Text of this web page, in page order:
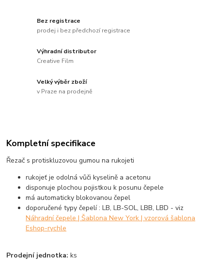
Bez registrace
prodej i bez předchozí registrace
Výhradní distributor
Creative Film
Velký výběr zboží
v Praze na prodejně
Kompletní specifikace
Řezač s protiskluzovou gumou na rukojeti
rukojeť je odolná vůči kyselině a acetonu
disponuje plochou pojistkou k posunu čepele
má automaticky blokovanou čepel
doporučené typy čepelí : LB, LB-SOL, LBB, LBD - viz
Náhradní čepele | Šablona New York | vzorová šablona
Eshop-rychle
Prodejní jednotka: ks